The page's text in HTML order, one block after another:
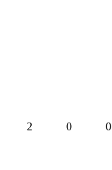
2 0 0